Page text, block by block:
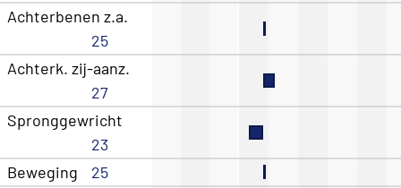
Achterbenen z.a.
25
Achterk. zij-aanz.
27
Spronggewricht
23
Beweging
25